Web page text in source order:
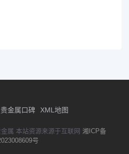
金属口碑 XML地图
属 本站资源来源于互联网 湘ICP备
号